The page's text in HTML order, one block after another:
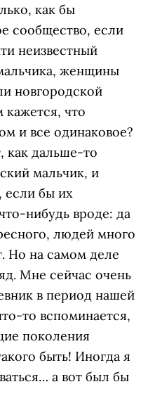
как бы
сообщество, если
неизвестный
женщины
новгородской
кажется, что
и все одинаковое?
как дальше-то
мальчик, и
если бы их
нибудь вроде: да
людей много
Но на самом деле
Мне сейчас очень
в период нашей
то вспоминается,
поколения
быть! Иногда я
а вот был бы